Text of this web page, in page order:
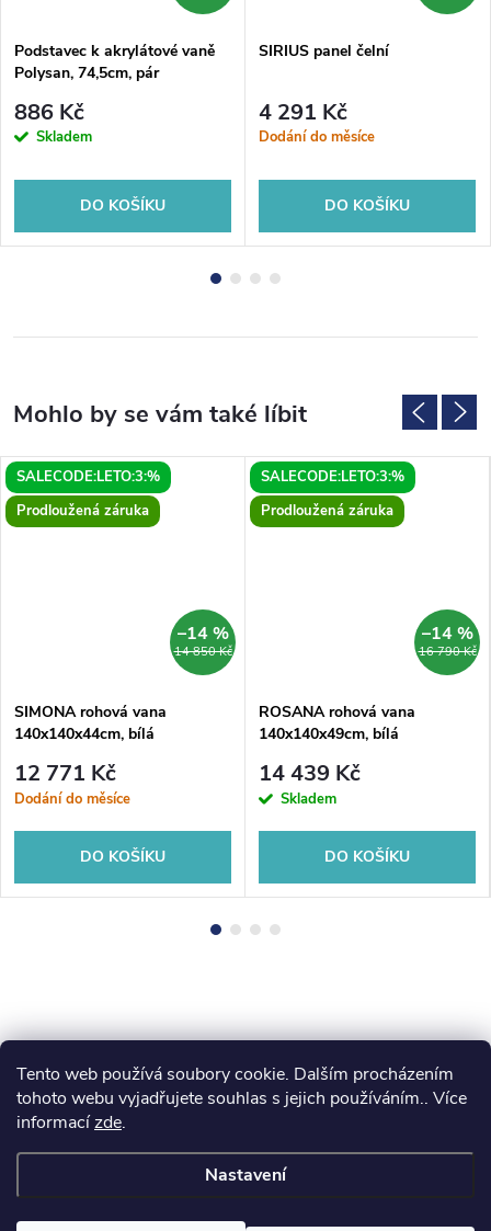
Tento web používá soubory cookie. Dalším procházením
tohoto webu vyjadřujete souhlas s jejich používáním.. Více
informacízde.
Nastavení
Podstavec k akrylátové vaně
Polysan, 74,5cm, pár
886 Kč
Skladem
DO KOŠÍKU
SIRIUS panel čelní
4 291 Kč
Dodání do měsíce
DO KOŠÍKU
SALECODE:LETO:3:%
Prodloužená záruka
14 850 Kč
–14 %
SIMONA rohová vana
140x140x44cm, bílá
12 771 Kč
Dodání do měsíce
DO KOŠÍKU
SALECODE:LETO:3:%
Prodloužená záruka
16 790 Kč
–14 %
ROSANA rohová vana
140x140x49cm, bílá
14 439 Kč
Skladem
DO KOŠÍKU
Z
á
p
koupelny-sanita.cz kupelne-online.sk